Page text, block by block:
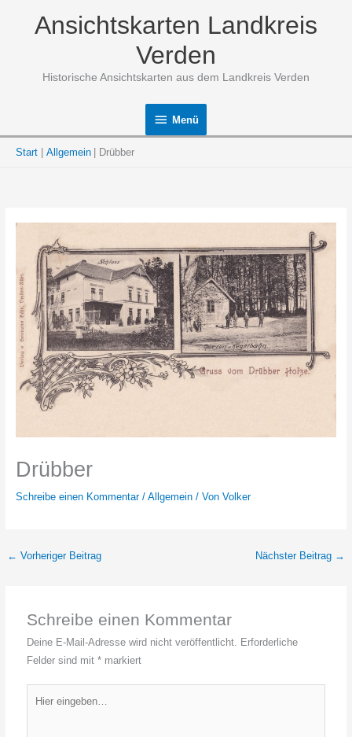
Ansichtskarten Landkreis
Verden
Historische Ansichtskarten aus dem Landkreis Verden
Menü
Menü
Start Allgemein Drübber
Drübber
Schreibe einen Kommentar / Allgemein/ Von Volker
← Vorheriger Beitrag Nächster Beitrag →
Schreibe einen Kommentar
Deine E-Mail-Adresse wird nicht veröffentlicht. Erforderliche
Felder sind mit* markiert
eingeben…